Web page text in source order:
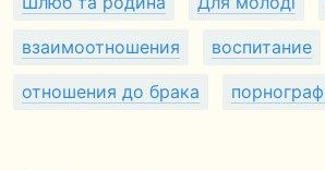
взаимоотношения воспитание
отношения до брака